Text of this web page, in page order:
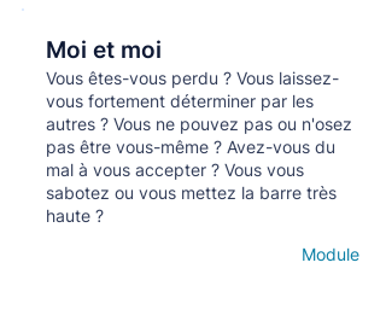
Moi et moi
Vous êtes-vous perdu ? Vous laissez-
vous fortement déterminer par les
autres ? Vous ne pouvez pas ou n'osez
pas être vous-même ? Avez-vous du
mal à vous accepter ? Vous vous
sabotez ou vous mettez la barre très
haute ?
Кнопка
Module